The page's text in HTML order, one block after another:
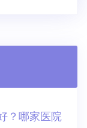
？哪家医院